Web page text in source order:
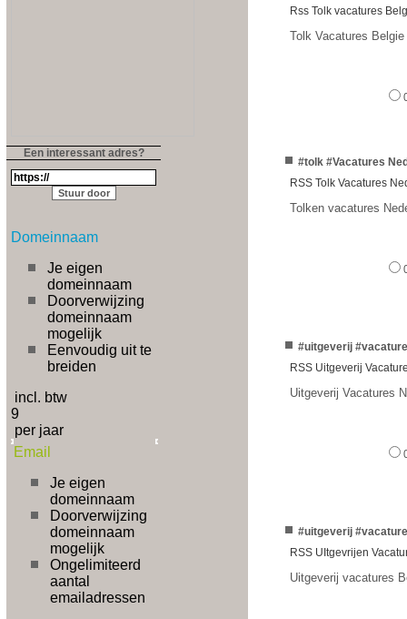
Een interessant adres?
Domeinnaam
Je eigen
domeinnaam
Doorverwijzing
domeinnaam
mogelijk
Eenvoudig uit te
breiden
incl. btw
9
per jaar
Email
Je eigen
domeinnaam
Doorverwijzing
domeinnaam
mogelijk
Ongelimiteerd
aantal
emailadressen
Rss Tolk vacatures
Tolk Vacatures Belgie
#tolk #Vacatures
RSS Tolk Vacatures
Tolken vacatures
#uitgeverij
RSS Uitgeverij
Uitgeverij Vacatures
#uitgeverij
RSS UItgevrijen
Uitgeverij vacatures